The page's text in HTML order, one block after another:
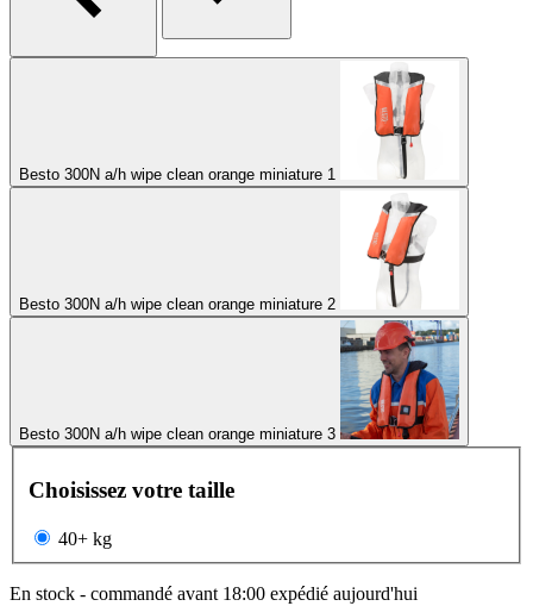
Besto 300N a/h wipe clean orange miniature 1
Besto 300N a/h wipe clean orange miniature 2
Besto 300N a/h wipe clean orange miniature 3
Choisissez votre taille
40+ kg
En stock - commandé avant 18:00 expédié aujourd'hui